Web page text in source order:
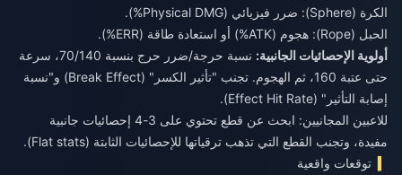
الكرة (Sphere): ضرر فيزيائي (Physical DMG%).
الحبل (Rope): هجوم (ATK%) أو استعادة طاقة (ERR%).
أولوية الإحصائيات الجانبية:
نسبة حرجة/ضرر حرج بنسبة 70/140، سرعة
حتى عتبة 160، ثم الهجوم. تجنب "تأثير الكسر" (Break Effect) و"نسبة
إصابة التأثير" (Effect Hit Rate).
للاعبين المجانيين: ابحث عن قطع تحتوي على 3-4 إحصائيات جانبية
مفيدة، وتجنب القطع التي تذهب ترقياتها للإحصائيات الثابتة (Flat stats).
توقعات واقعية